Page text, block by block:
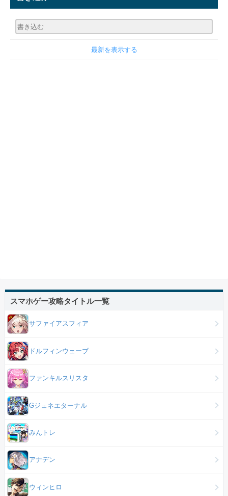
最新を表示する
スマホゲー攻略タイトル一覧
サファイアスフィア
ドルフィンウェーブ
ファンキルスリスタ
Gジェネエターナル
みんトレ
アナデン
ウィンヒロ